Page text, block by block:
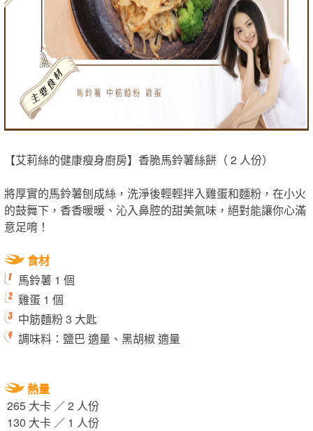
【艾莉絲的健康瘦身廚房】香脆馬鈴薯絲餅（ 2 人份）
將厚實的馬鈴薯刨成絲，洗淨後輕輕拌入雞蛋和麵粉，在小火
的鼓舞下，香香暖暖、沁入鼻腔的甜美氣味，絕對能讓你心滿
意足唷！
食材
馬鈴薯 1 個
雞蛋 1 個
中筋麵粉 3 大匙
調味料：鹽巴 適量、黑胡椒 適量
熱量
265 大卡 ／ 2 人份
130 大卡 ／ 1 人份